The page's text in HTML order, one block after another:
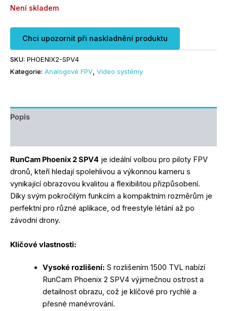
Není skladem
Chci upozornit při naskladnění produktu
SKU: PHOENIX2-SPV4
Kategorie: Analogové FPV Video systémy
Popis
RunCam Phoenix 2 SPV4 je ideální volbou pro piloty FPV
dronů, kteří hledají spolehlivou a výkonnou kameru s
vynikající obrazovou kvalitou a flexibilitou přizpůsobení.
Díky svým pokročilým funkcím a kompaktním rozměrům je
perfektní pro různé aplikace, od freestyle létání až po
závodní drony.
Klíčové vlastnosti:
Vysoké rozlišení: S rozlišením 1500 TVL nabízí
RunCam Phoenix 2 SPV4 výjimečnou ostrost a
detailnost obrazu, což je klíčové pro rychlé a
přesné manévrování.